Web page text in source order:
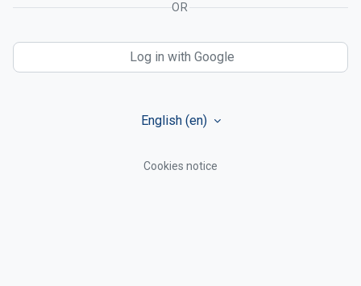
OR
Log in with Google
English ‎(en)‎
Cookies notice